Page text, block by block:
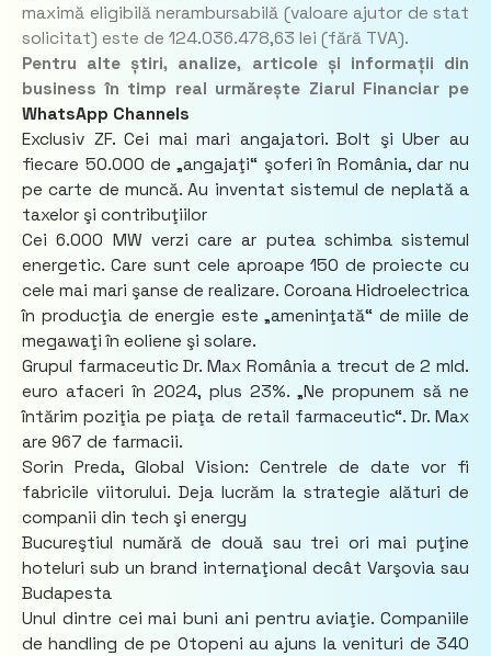
maximă eligibilă nerambursabilă (valoare ajutor de stat
solicitat) este de 124.036.478,63 lei (fără TVA).
Pentru alte știri, analize, articole și informații din
business în timp real urmărește Ziarul Financiar pe
WhatsApp Channels
Exclusiv ZF. Cei mai mari angajatori. Bolt şi Uber au
fiecare 50.000 de „angajaţi“ şoferi în România, dar nu
pe carte de muncă. Au inventat sistemul de neplată a
taxelor şi contribuţiilor
Cei 6.000 MW verzi care ar putea schimba sistemul
energetic. Care sunt cele aproape 150 de proiecte cu
cele mai mari şanse de realizare. Coroana Hidroelectrica
în producţia de energie este „ameninţată“ de miile de
megawaţi în eoliene şi solare.
Grupul farmaceutic Dr. Max România a trecut de 2 mld.
euro afaceri în 2024, plus 23%. „Ne propunem să ne
întărim poziţia pe piaţa de retail farmaceutic“. Dr. Max
are 967 de farmacii.
Sorin Preda, Global Vision: Centrele de date vor fi
fabricile viitorului. Deja lucrăm la strategie alături de
companii din tech şi energy
Bucureştiul numără de două sau trei ori mai puţine
hoteluri sub un brand internaţional decât Varşovia sau
Budapesta
Unul dintre cei mai buni ani pentru aviaţie. Companiile
de handling de pe Otopeni au ajuns la venituri de 340